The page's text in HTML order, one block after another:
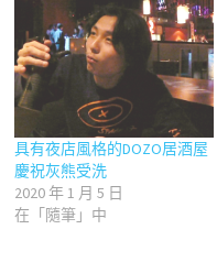
具有夜店風格的DOZO居酒屋
慶祝灰熊受洗
2020 年 1 月 5 日
在「隨筆」中